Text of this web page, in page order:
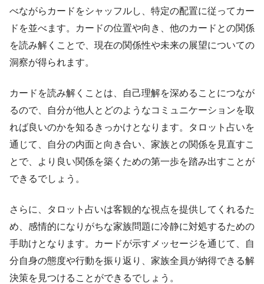
べながらカードをシャッフルし、特定の配置に従ってカー
ドを並べます。カードの位置や向き、他のカードとの関係
を読み解くことで、現在の関係性や未来の展望についての
洞察が得られます。
カードを読み解くことは、自己理解を深めることにつなが
るので、自分が他人とどのようなコミュニケーションを取
れば良いのかを知るきっかけとなります。タロット占いを
通じて、自分の内面と向き合い、家族との関係を見直すこ
とで、より良い関係を築くための第一歩を踏み出すことが
できるでしょう。
さらに、タロット占いは客観的な視点を提供してくれるた
め、感情的になりがちな家族問題に冷静に対処するための
手助けとなります。カードが示すメッセージを通じて、自
分自身の態度や行動を振り返り、家族全員が納得できる解
決策を見つけることができるでしょう。